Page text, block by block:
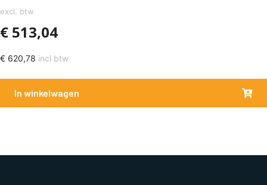
excl. btw
€ 513,04
€ 620,78 incl btw
In winkelwagen